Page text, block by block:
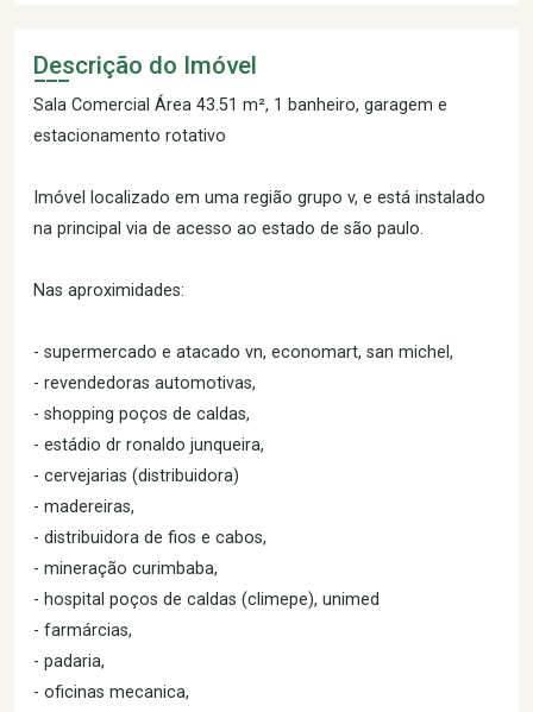
Descrição do Imóvel
Sala Comercial Área 43.51 m², 1 banheiro, garagem e
estacionamento rotativo
Imóvel localizado em uma região grupo v, e está instalado
na principal via de acesso ao estado de são paulo.
Nas aproximidades:
- supermercado e atacado vn, economart, san michel,
- revendedoras automotivas,
- shopping poços de caldas,
- estádio dr ronaldo junqueira,
- cervejarias (distribuidora)
- madereiras,
- distribuidora de fios e cabos,
- mineração curimbaba,
- hospital poços de caldas (climepe), unimed
- farmárcias,
- padaria,
- oficinas mecanica,